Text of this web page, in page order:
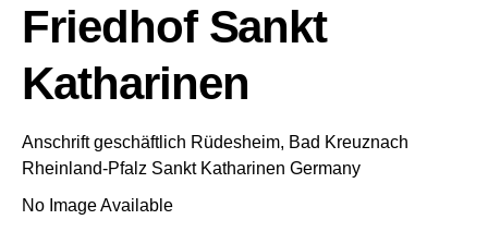
Friedhof Sankt
Katharinen
Anschrift geschäftlich Rüdesheim, Bad Kreuznach
Rheinland-Pfalz Sankt Katharinen Germany
No Image Available